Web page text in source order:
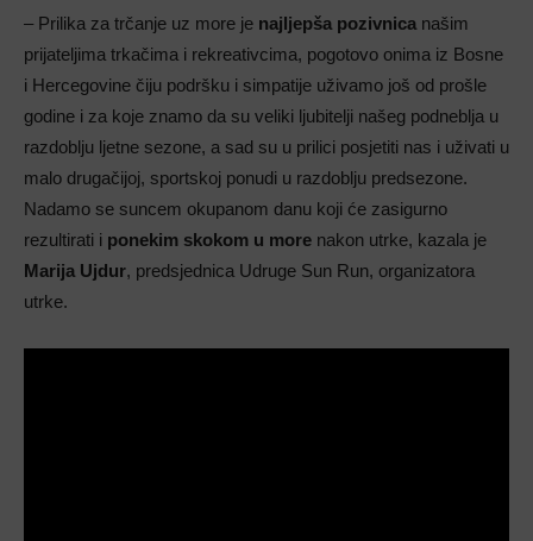
– Prilika za trčanje uz more je najljepša pozivnica našim
prijateljima trkačima i rekreativcima, pogotovo onima iz Bosne
i Hercegovine čiju podršku i simpatije uživamo još od prošle
godine i za koje znamo da su veliki ljubitelji našeg podneblja u
razdoblju ljetne sezone, a sad su u prilici posjetiti nas i uživati u
malo drugačijoj, sportskoj ponudi u razdoblju predsezone.
Nadamo se suncem okupanom danu koji će zasigurno
rezultirati i ponekim skokom u more nakon utrke, kazala je
Marija Ujdur, predsjednica Udruge Sun Run, organizatora
utrke.